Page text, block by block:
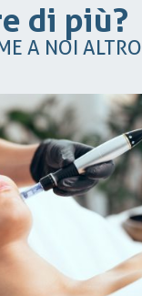
di più?
A NOI